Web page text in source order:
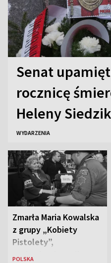
Senat
rocznicę
Heleny
WYDARZENIA
Zmarła Maria Kowalska
z grupy „Kobiety
Pistolety”,
sanitariuszka pułku
POLSKA